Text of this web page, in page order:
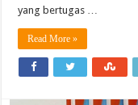
yang bertugas …
Read More »